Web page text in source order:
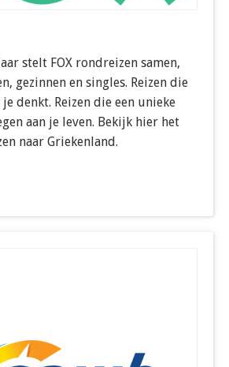
stelt FOX rondreizen samen,
gezinnen en singles. Reizen die
denkt. Reizen die een unieke
aan je leven. Bekijk hier het
naar Griekenland.